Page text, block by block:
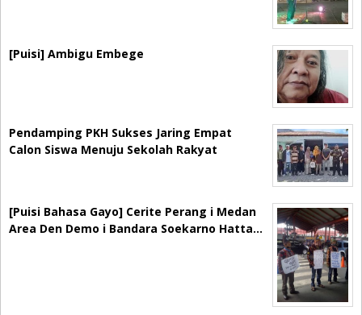
[Puisi] Ambigu Embege
Pendamping PKH Sukses Jaring Empat
Calon Siswa Menuju Sekolah Rakyat
[Puisi Bahasa Gayo] Cerite Perang i Medan
Area Den Demo i Bandara Soekarno Hatta…